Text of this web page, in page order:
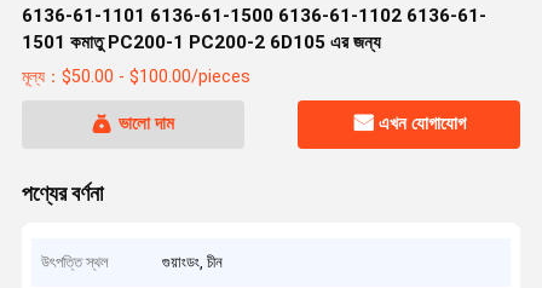
6136-61-1101 6136-61-1500 6136-61-1102 6136-61-
1501 কমাতু PC200-1 PC200-2 6D105 এর জন্য
মূল্য：$50.00 - $100.00/pieces
ভালো দাম এখন যোগাযোগ
পণ্যের বর্ণনা
উৎপত্তি স্থল গুয়াংডং, চীন